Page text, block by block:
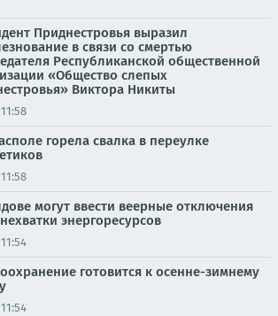
Приднестровья выразил
в связи со смертью
Республиканской общественной
«Общество слепых
Виктора Никиты
11:58
горела свалка в переулке
11:58
могут ввести веерные отключения
энергоресурсов
11:54
готовится к осенне-зимнему
11:54